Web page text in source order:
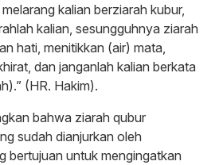
kalian berziarah kubur,
kalian, sesungguhnya ziarah
hati, menitikkan (air) mata,
dan janganlah kalian berkata
(HR. Hakim).
bahwa ziarah qubur
sudah dianjurkan oleh
bertujuan untuk mengingatkan